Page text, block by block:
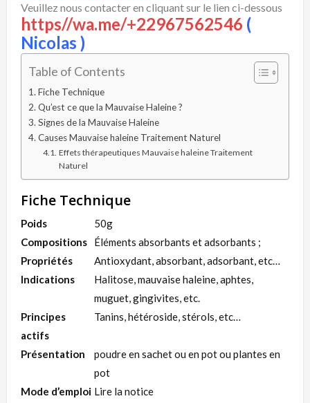
Veuillez nous contacter en cliquant sur le lien ci-dessous
https//wa.me/+22967562546 (
Nicolas )
Table of Contents
Fiche Technique
Qu’est ce que la Mauvaise Haleine ?
Signes de la Mauvaise Haleine
Causes Mauvaise haleine Traitement Naturel
Effets thérapeutiques Mauvaise haleine Traitement
Naturel
Fiche Technique
Poids
50g
Compositions
Éléments absorbants et adsorbants ;
Propriétés
Antioxydant, absorbant, adsorbant, etc…
Indications
Halitose, mauvaise haleine, aphtes,
muguet, gingivites, etc.
Principes
actifs
Tanins, hétéroside, stérols, etc…
Présentation
poudre en sachet ou en pot ou plantes en
pot
Mode d’emploi Lire la notice